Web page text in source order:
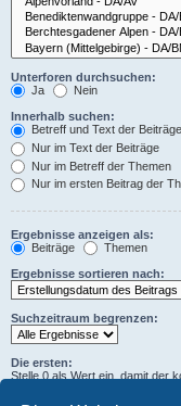
Unterforen durchsuchen:
Ja
Nein
Innerhalb suchen:
Betreff und Text der Beiträge
Nur im Text der Beiträge
Nur im Betreff der Themen
Nur im ersten Beitrag der
Ergebnisse anzeigen als:
Beiträge
Themen
Ergebnisse sortieren nach:
Suchzeitraum begrenzen:
Die ersten:
Stelle 0 als Wert ein, damit der